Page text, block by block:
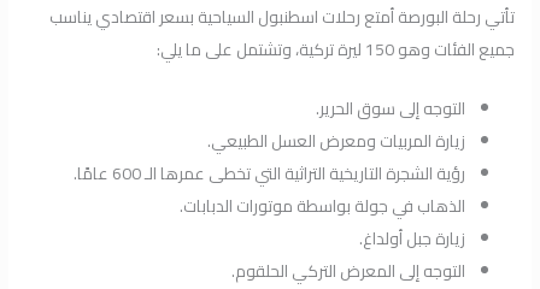
تأتي رحلة البورصة أمتع رحلات اسطنبول السياحية بسعر اقتصادي يناسب
جميع الفئات وهو 150 ليرة تركية، وتشتمل على ما يلي:
التوجه إلى سوق الحرير.
زيارة المربيات ومعرض العسل الطبيعي.
رؤية الشجرة التاريخية التراثية التي تخطى عمرها الـ 600 عامًا.
الذهاب في جولة بواسطة موتورات الدبابات.
زيارة جبل أولداغ.
التوجه إلى المعرض التركي الحلقوم.